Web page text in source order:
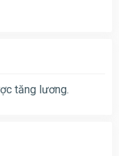
tăng lương.